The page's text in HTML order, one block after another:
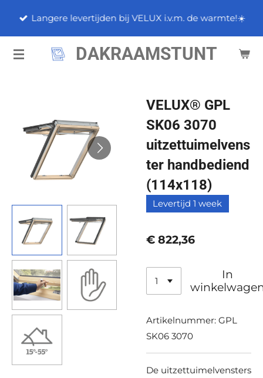
de
DAKRAAMSTUNT
Langere levertijden bij VELUX i.v.m. de warmte!☀️
VELUX® GPL
SK06 3070
uitzettuimelvens
ter handbediend
(114x118)
Levertijd 1 week
€ 822,36
In
Artikelnummer: GPL
SK06 3070
De uitzettuimelvensters